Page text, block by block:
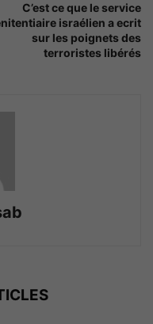
C’est ce que le service
israélien a ecrit
sur les poignets des
terroristes libérés